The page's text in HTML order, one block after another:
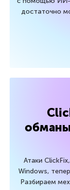
достаточно
Атаки
Windows,
Разбираем